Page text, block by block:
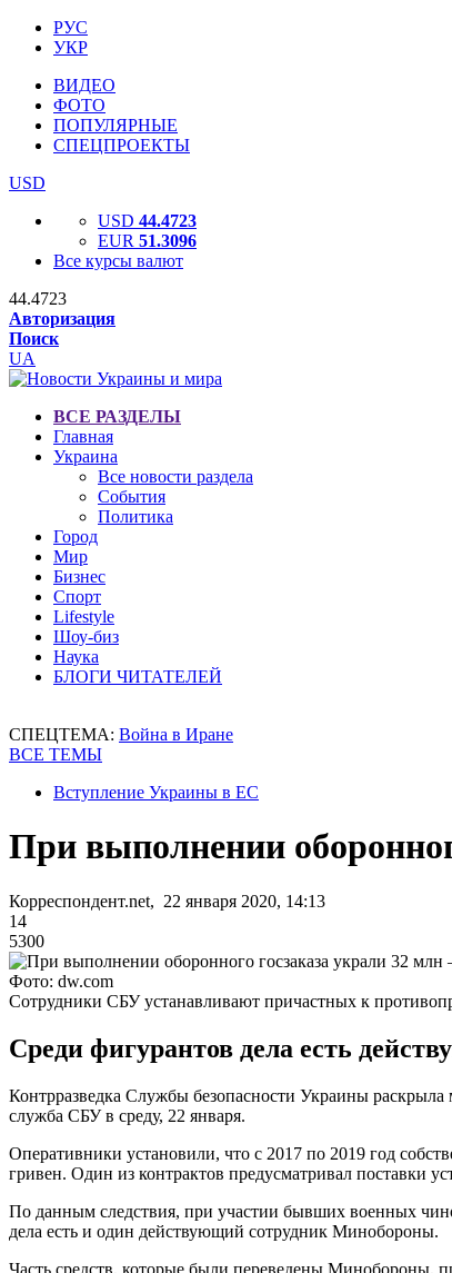
РУС
УКР
ВИДЕО
ФОТО
ПОПУЛЯРНЫЕ
СПЕЦПРОЕКТЫ
USD
USD 44.4723
EUR 51.3096
Все курсы валют
44.4723
Авторизация
Поиск
UA
ВСЕ РАЗДЕЛЫ
Главная
Украина
Все новости раздела
События
Политика
Город
Мир
Бизнес
Спорт
Lifestyle
Шоу-биз
Наука
БЛОГИ ЧИТАТЕЛЕЙ
СПЕЦТЕМА: Война в Иране
ВСЕ ТЕМЫ
Вступление Украины в ЕС
При выполнении
Корреспондент.net, 22 января 2020, 14:13
14
5300
Фото: dw.com
Сотрудники СБУ устанавливают причастных к
Среди фигурантов дела есть
Контрразведка Службы безопасности Украины раскрыла
служба СБУ в среду, 22 января.
Оперативники установили, что с 2017 по 2019 год
гривен. Один из контрактов предусматривал поставки
По данным следствия, при участии бывших военных
дела есть и один действующий сотрудник Минобороны.
Часть средств, которые были переведены Минобороны,